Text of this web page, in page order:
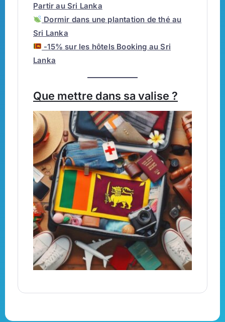
Partir au Sri Lanka
Dormir dans une plantation de thé au
Sri Lanka
-15% sur les hôtels Booking au Sri
Lanka
Que mettre dans sa valise ?